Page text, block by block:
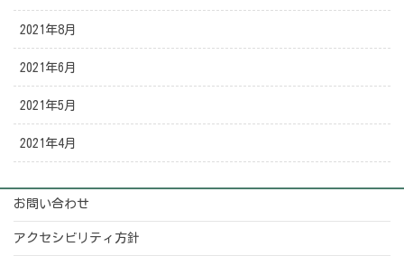
2021年8月
2021年6月
2021年5月
2021年4月
お問い合わせ
アクセシビリティ方針